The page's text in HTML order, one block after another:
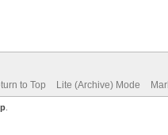
to Top Lite (Archive) Mode